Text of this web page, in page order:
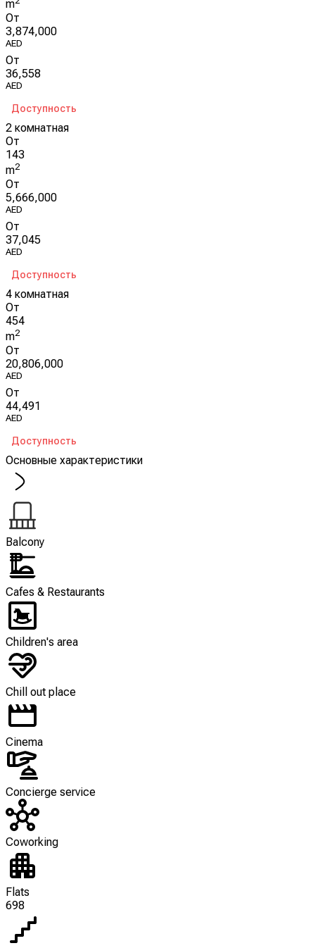
m
От
3,874,000
AED
От
36,558
AED
Доступность
2 комнатная
От
143
m2
От
5,666,000
AED
От
37,045
AED
Доступность
4 комнатная
От
454
m2
От
20,806,000
AED
От
44,491
AED
Доступность
Основные характеристики
Balcony
Cafes & Restaurants
Children's area
Chill out place
Cinema
Concierge service
Coworking
Flats
698